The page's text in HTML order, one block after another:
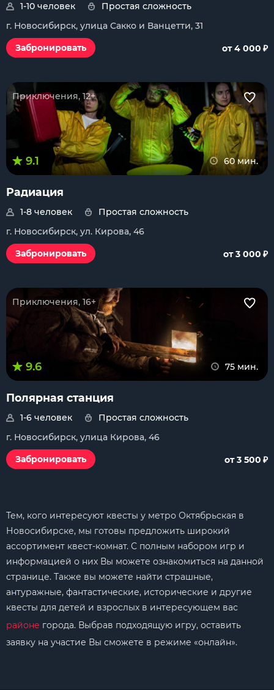
1-10 человек
Простая сложность
г. Новосибирск, улица Сакко и Ванцетти, 31
Забронировать
от 4 000 ₽
Приключения, 12+
9.1 60 мин.
Радиация
1-8 человек
Простая сложность
г. Новосибирск, ул. Кирова, 46
Забронировать
от 3 000 ₽
Приключения, 16+
9.6 75 мин.
Полярная станция
1-6 человек
Простая сложность
г. Новосибирск, улица Кирова, 46
Забронировать
от 3 500 ₽
Тем, кого интересуют квесты у метро Октябрьская в
Новосибирске, мы готовы предложить широкий
ассортимент квест-комнат. С полным набором игр и
информацией о них Вы можете ознакомиться на данной
странице. Также вы можете найти страшные,
антуражные, фантастические, исторические и другие
квесты для детей и взрослых в интересующем вас
районе города. Выбрав подходящую игру, оставить
заявку на участие Вы сможете в режиме «онлайн».